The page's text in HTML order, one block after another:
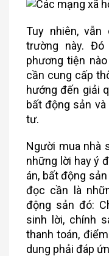
Tuy nhiên,
trường này.
phương tiện
cần cung cấp
hướng đến giải
bất động sản
tư.
Người mua nhà
những lời hay ý
án, bất động
đọc cần là
động sản đó:
sinh lời, chính
thanh toán,
dung phải đáp